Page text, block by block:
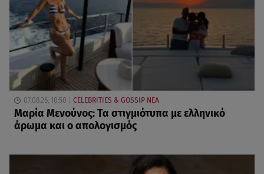
07.08.26, 10:50 CELEBRITIES & GOSSIP ΝΕΑ
Μαρία Μενούνος: Τα στιγμιότυπα με ελληνικό
άρωμα και ο απολογισμός